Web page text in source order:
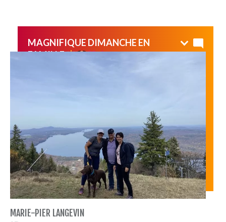
MARIE-PIER LANGEVIN
MAGNIFIQUE DIMANCHE EN
FAMILLE